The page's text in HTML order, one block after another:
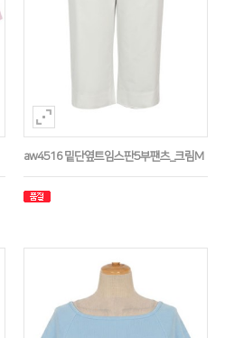
aw4516 밑단옆트임스판5부팬츠_크림M